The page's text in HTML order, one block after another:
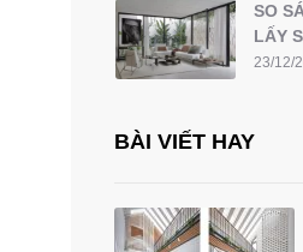
SO
LẤY
23/12/
BÀI VIẾT HAY